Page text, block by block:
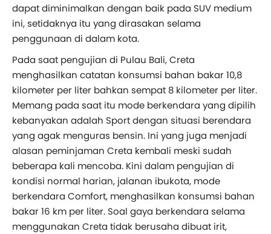
dapat diminimalkan dengan baik pada SUV medium
ini, setidaknya itu yang dirasakan selama
penggunaan di dalam kota.
Pada saat pengujian di Pulau Bali, Creta
menghasilkan catatan konsumsi bahan bakar 10,8
kilometer per liter bahkan sempat 8 kilometer per liter.
Memang pada saat itu mode berkendara yang dipilih
kebanyakan adalah Sport dengan situasi berendara
yang agak menguras bensin. Ini yang juga menjadi
alasan peminjaman Creta kembali meski sudah
beberapa kali mencoba. Kini dalam pengujian di
kondisi normal harian, jalanan ibukota, mode
berkendara Comfort, menghasilkan konsumsi bahan
bakar 16 km per liter. Soal gaya berkendara selama
menggunakan Creta tidak berusaha dibuat irit,